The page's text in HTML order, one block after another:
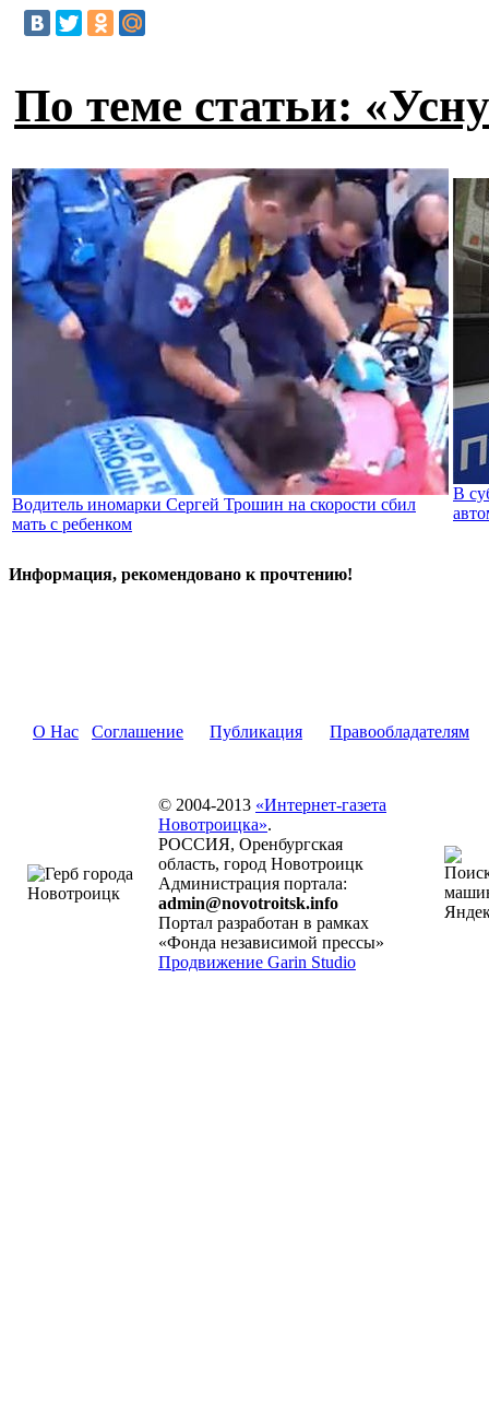
По теме статьи:
Водитель иномарки Сергей Трошин на скорости сбил
мать с ребенком
В
Информация, рекомендовано к прочтению!
О Нас Соглашение Публикация Правообладателям
© 2004-2013 «Интернет-газета
Новотроицка».
РОССИЯ, Оренбургская
область, город Новотроицк
Администрация портала:
admin@novotroitsk.info
Портал разработан в рамках
«Фонда независимой прессы»
Продвижение Garin Studio